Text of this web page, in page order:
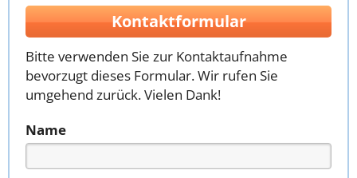
Kontaktformular
Bitte verwenden Sie zur Kontaktaufnahme
bevorzugt dieses Formular. Wir rufen Sie
umgehend zurück. Vielen Dank!
Name